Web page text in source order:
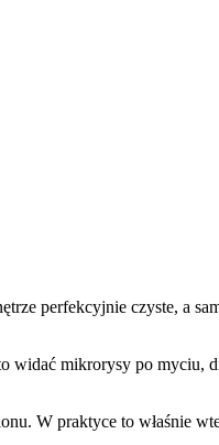
perfekcyjnie czyste, a
widać mikrorysy po myciu,
W praktyce to właśnie